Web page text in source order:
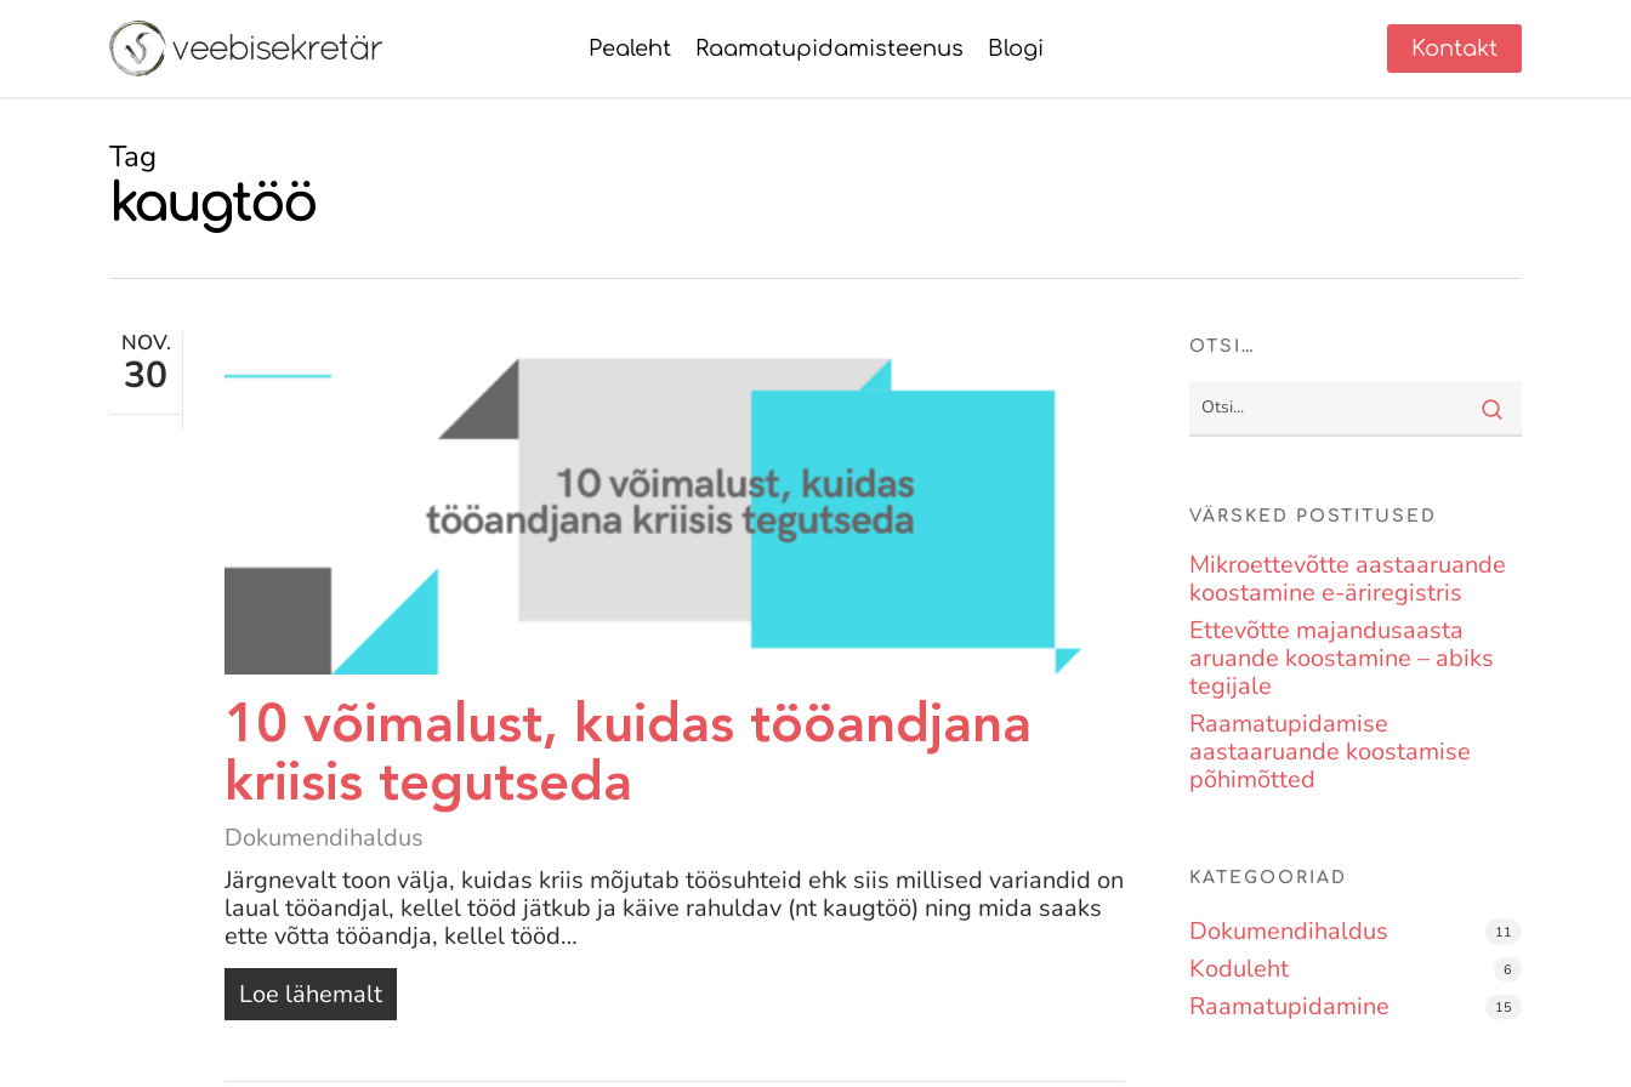
Pealeht Raamatupidamisteenus Blogi Kontakt
Tag
kaugtöö
NOV.
30
10 võimalust, kuidas tööandjana
kriisis tegutseda
Dokumendihaldus
Järgnevalt toon välja, kuidas kriis mõjutab töösuhteid ehk siis millised variandid on
laual tööandjal, kellel tööd jätkub ja käive rahuldav (nt kaugtöö) ning mida saaks
ette võtta tööandja, kellel tööd…
Loe lähemalt
OTSI…
VÄRSKED POSTITUSED
Mikroettevõtte aastaaruande
koostamine e-äriregistris
Ettevõtte majandusaasta
aruande koostamine – abiks
tegijale
Raamatupidamise
aastaaruande koostamise
põhimõtted
KATEGOORIAD
Dokumendihaldus 11
Koduleht 6
Raamatupidamine 15